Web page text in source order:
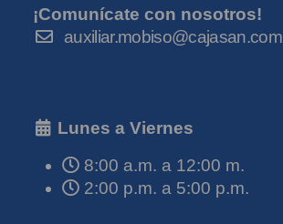
¡Comunícate con nosotros!
auxiliar.mobiso@cajasan.com
Lunes a Viernes
8:00 a.m. a 12:00 m.
2:00 p.m. a 5:00 p.m.